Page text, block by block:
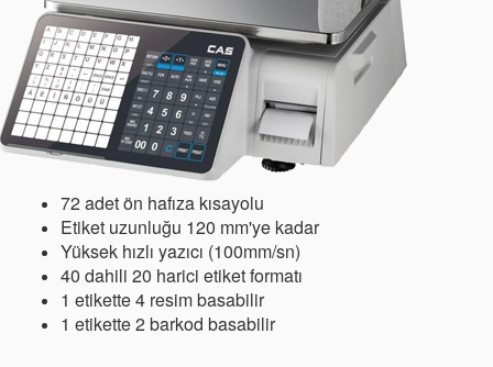
72 adet ön hafıza kısayolu
Etiket uzunluğu 120 mm'ye kadar
Yüksek hızlı yazıcı (100mm/sn)
40 dahili 20 harici etiket formatı
1 etikette 4 resim basabilir
1 etikette 2 barkod basabilir